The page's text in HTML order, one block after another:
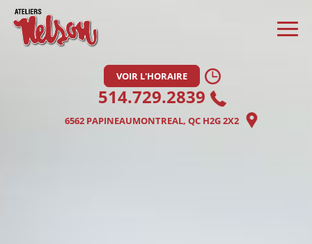
VOIR L'HORAIRE
514.729.2839
6562 PAPINEAUMONTREAL, QC H2G 2X2